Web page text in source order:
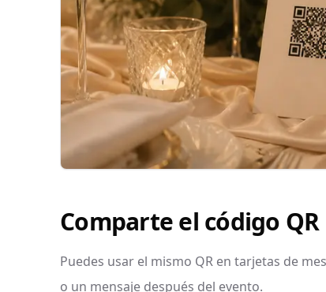
Comparte el código
Puedes usar el mismo QR en tarjetas de
o un mensaje después del evento.